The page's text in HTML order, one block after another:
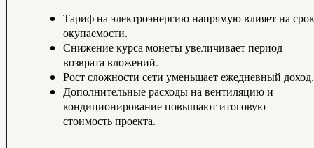
Тариф на электроэнергию напрямую влияет на срок
окупаемости.
Снижение курса монеты увеличивает период
возврата вложений.
Рост сложности сети уменьшает ежедневный доход.
Дополнительные расходы на вентиляцию и
кондиционирование повышают итоговую
стоимость проекта.